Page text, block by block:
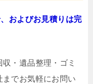
およびお見積りは完
・遺品整理・ゴミ
でお気軽にお問い